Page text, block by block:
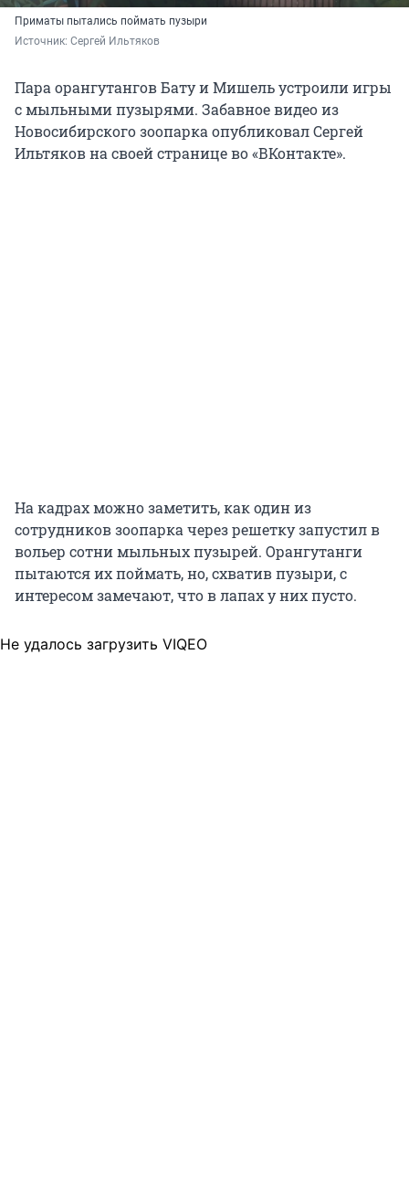
Приматы пытались поймать пузыри
Источник: Сергей Ильтяков
Пара орангутангов Бату и Мишель устроили игры
с мыльными пузырями. Забавное видео из
Новосибирского зоопарка опубликовал Сергей
Ильтяков на своей странице во «ВКонтакте».
На кадрах можно заметить, как один из
сотрудников зоопарка через решетку запустил в
вольер сотни мыльных пузырей. Орангутанги
пытаются их поймать, но, схватив пузыри, с
интересом замечают, что в лапах у них пусто.
Не удалось загрузить VIQEO